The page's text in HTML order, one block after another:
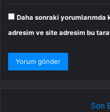
Daha sonraki yorumlarımda
adresim ve site adresim bu
Son